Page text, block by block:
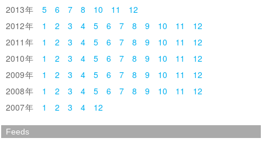
2013
5 6 7 8 10 11
12
2012
1 2 3 4 5 6 7 8 9 10 11
12
2011
1 2 3 4 5 6 7 8 9 10 11
12
2010
1 2 3 4 5 6 7 8 9 10 11
12
2009
1 2 3 4 5 6 7 8 9 10 11
12
2008
1 2 3 4 5 6 7 8 9 10 11
12
2007
1 2 3 4 12
Feeds